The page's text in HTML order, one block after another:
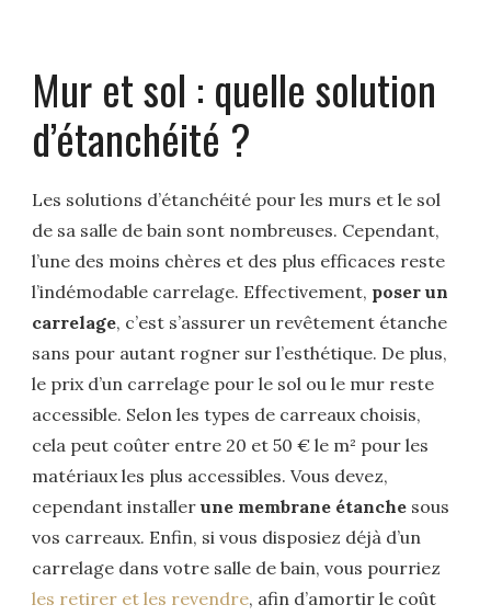
Mur et sol : quelle solution
d’étanchéité ?
Les solutions d’étanchéité pour les murs et le sol
de sa salle de bain sont nombreuses. Cependant,
l’une des moins chères et des plus efficaces reste
l’indémodable carrelage. Effectivement, poser un
carrelage, c’est s’assurer un revêtement étanche
sans pour autant rogner sur l’esthétique. De plus,
le prix d’un carrelage pour le sol ou le mur reste
accessible. Selon les types de carreaux choisis,
cela peut coûter entre 20 et 50 € le m² pour les
matériaux les plus accessibles. Vous devez,
cependant installerune membrane étanche sous
vos carreaux. Enfin, si vous disposiez déjà d’un
carrelage dans votre salle de bain, vous pourriez
les retirer et les revendre, afin d’amortir le coût